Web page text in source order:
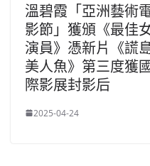
溫碧霞「亞洲藝術
影節」獲頒《最佳
演員》憑新片《謊
美人魚》第三度獲
際影展封影后
2025-04-24